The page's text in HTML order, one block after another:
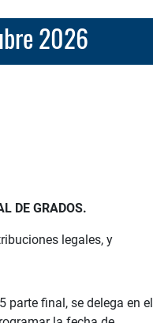
2026
DE GRADOS.
legales, y
parte final, se delega en el